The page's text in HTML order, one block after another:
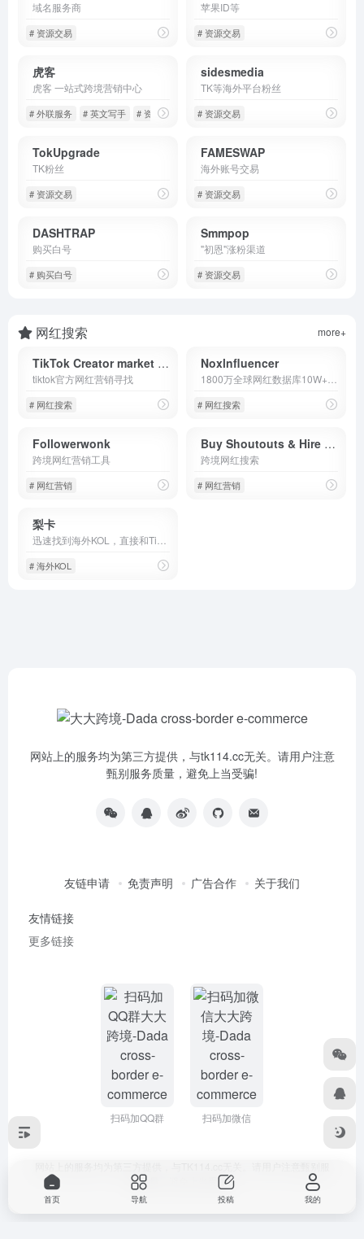
域名服务商
# 资源交易
苹果ID等
# 资源交易
虎客
虎客 一站式跨境营销中心
# 外联服务 # 英文写手 # 资源买卖
sidesmedia
TK等海外平台粉丝
# 资源交易
TokUpgrade
TK粉丝
# 资源交易
FAMESWAP
海外账号交易
# 资源交易
DASHTRAP
购买白号
# 购买白号
Smmpop
"初恩"涨粉渠道
# 资源交易
网红搜索 more+
TikTok Creator market place
tiktok官方网红营销寻找
# 网红搜索
Noxlnfluencer
# 网红搜索
Followerwonk
跨境网红营销工具
# 网红营销
Buy Shoutouts & Hire Influencers
跨境网红搜索
# 网红营销
梨卡
# 海外KOL
网站上的服务均为第三方提供，与tk114.cc无关。请用户注意
甄别服务质量，避免上当受骗!
友链申请 免责声明 广告合作 关于我们
友情链接
更多链接
扫码加QQ群 扫码加微信
务质量，避免上当受骗!
首页 导航 投稿 我的